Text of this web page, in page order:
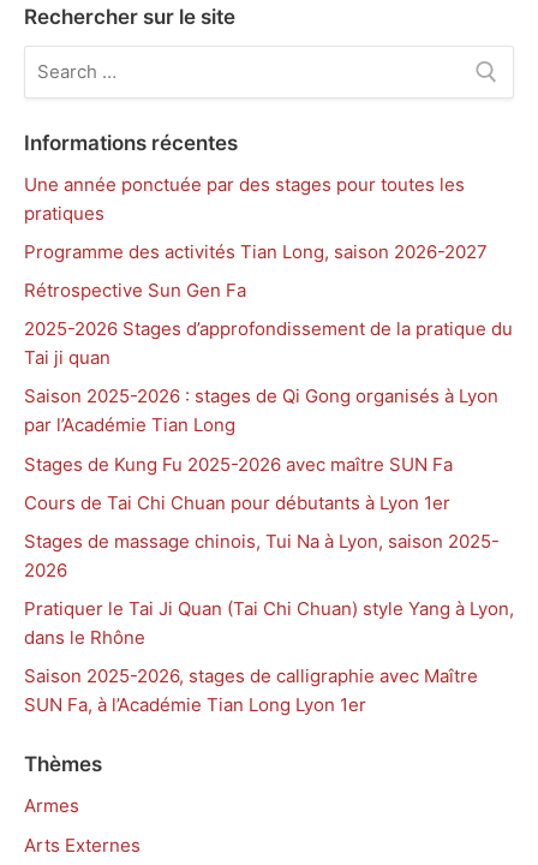
Rechercher sur le site
Informations récentes
Une année ponctuée par des stages pour toutes les
pratiques
Programme des activités Tian Long, saison 2026-2027
Rétrospective Sun Gen Fa
2025-2026 Stages d’approfondissement de la pratique du
Tai ji quan
Saison 2025-2026 : stages de Qi Gong organisés à Lyon
par l’Académie Tian Long
Stages de Kung Fu 2025-2026 avec maître SUN Fa
Cours de Tai Chi Chuan pour débutants à Lyon 1er
Stages de massage chinois, Tui Na à Lyon, saison 2025-
2026
Pratiquer le Tai Ji Quan (Tai Chi Chuan) style Yang à Lyon,
dans le Rhône
Saison 2025-2026, stages de calligraphie avec Maître
SUN Fa, à l’Académie Tian Long Lyon 1er
Thèmes
Armes
Arts Externes